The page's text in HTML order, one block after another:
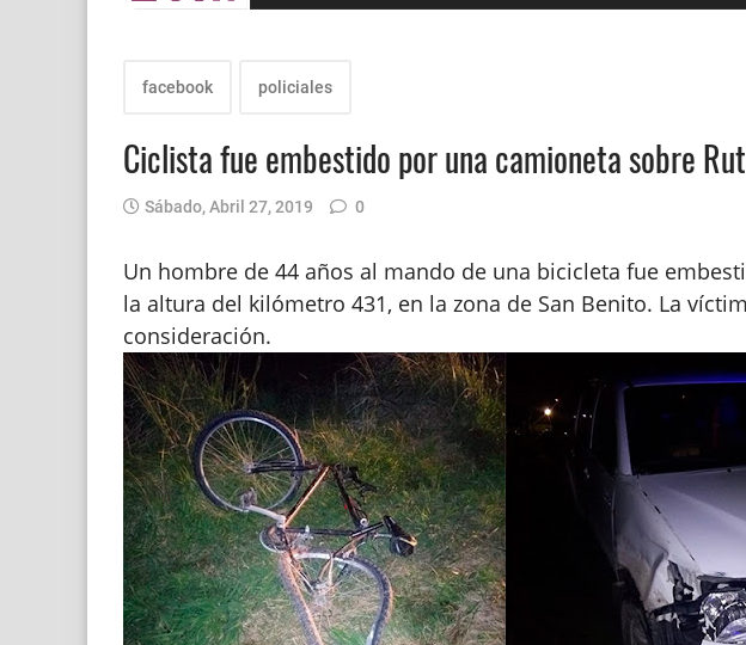
facebook policiales
Ciclista fue embestido por una camioneta sobre
Sábado, Abril 27, 2019 0
Un hombre de 44 años al mando de una bicicleta fue
la altura del kilómetro 431, en la zona de San Benito. La
consideración.